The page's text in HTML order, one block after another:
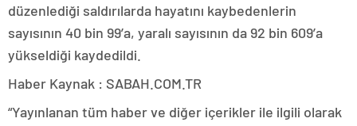
düzenlediği saldırılarda hayatını kaybedenlerin
sayısının 40 bin 99’a, yaralı sayısının da 92 bin 609’a
yükseldiği kaydedildi.
Haber Kaynak : SABAH.COM.TR
“Yayınlanan tüm haber ve diğer içerikler ile ilgili olarak